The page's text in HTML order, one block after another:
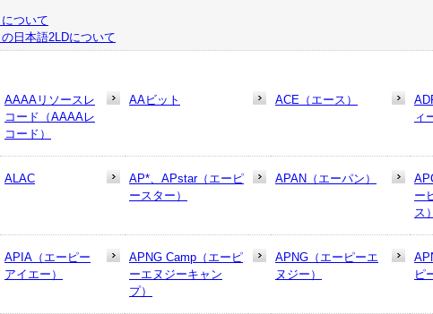
ついて
日本語2LDについて
AAAAリソースレ
コード（AAAAレ
コード）
AAビット ACE（エース）
ィ
ALAC
AP*、APstar（エーピ
ースター）
APAN（エーパン）
ー
ス）
APIA（エーピー
アイエー）
APNG Camp（エーピ
ーエヌジーキャン
プ）
APNG（エーピーエ
ヌジー）
ピ